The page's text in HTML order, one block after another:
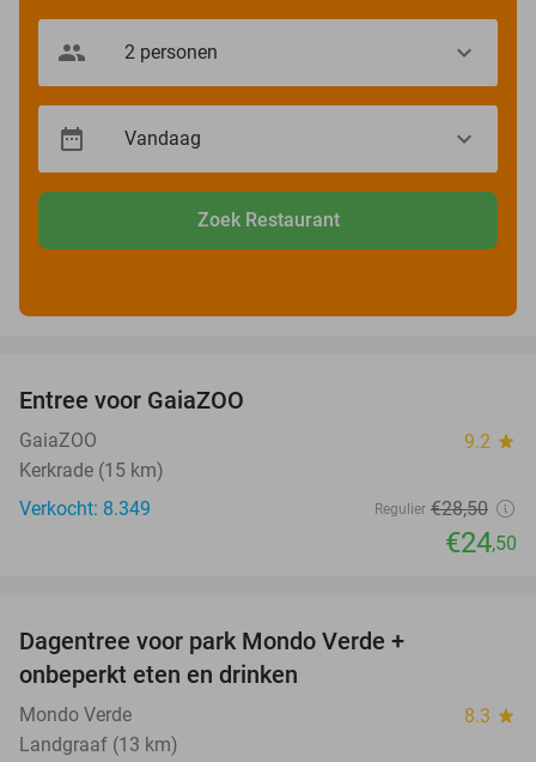
Zoek Restaurant
Entree voor GaiaZOO
GaiaZOO 9.2 star
Kerkrade (15 km)
Verkocht: 8.349
Regulier €28,50
€24,50
Dagentree voor park Mondo Verde +
onbeperkt eten en drinken
Mondo Verde 8.3 star
Landgraaf (13 km)